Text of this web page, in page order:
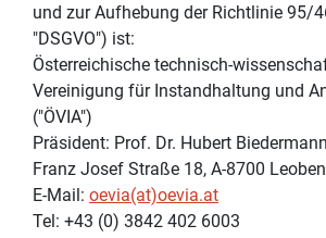
und zur Aufhebung der Richtlinie 95/
"DSGVO") ist:
Österreichische technisch-
Vereinigung für Instandhaltung und
("ÖVIA")
Präsident: Prof. Dr. Hubert Biedermann
Franz Josef Straße 18, A-8700 Leoben
E-Mail: oevia(at)oevia.at
Tel: +43 (0) 3842 402 6003